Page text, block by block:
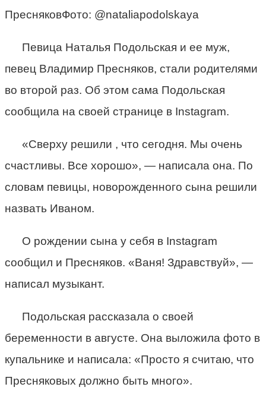
ПресняковФото: @nataliapodolskaya
Певица Наталья Подольская и ее муж,
певец Владимир Пресняков, стали родителями
во второй раз. Об этом сама Подольская
сообщила на своей странице в Instagram.
«Сверху решили , что сегодня. Мы очень
счастливы. Все хорошо», — написала она. По
словам певицы, новорожденного сына решили
назвать Иваном.
О рождении сына у себя в Instagram
сообщил и Пресняков. «Ваня! Здравствуй», —
написал музыкант.
Подольская рассказала о своей
беременности в августе. Она выложила фото в
купальнике и написала: «Просто я считаю, что
Пресняковых должно быть много».